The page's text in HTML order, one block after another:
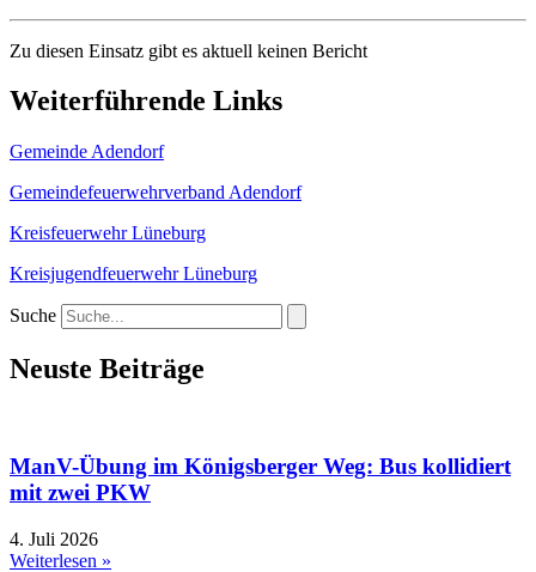
Zu diesen Einsatz gibt es aktuell keinen Bericht
Weiterführende Links
Gemeinde Adendorf
Gemeindefeuerwehrverband Adendorf
Kreisfeuerwehr Lüneburg
Kreisjugendfeuerwehr Lüneburg
Suche
Neuste Beiträge
ManV-Übung im Königsberger Weg: Bus kollidiert
mit zwei PKW
4. Juli 2026
Weiterlesen »